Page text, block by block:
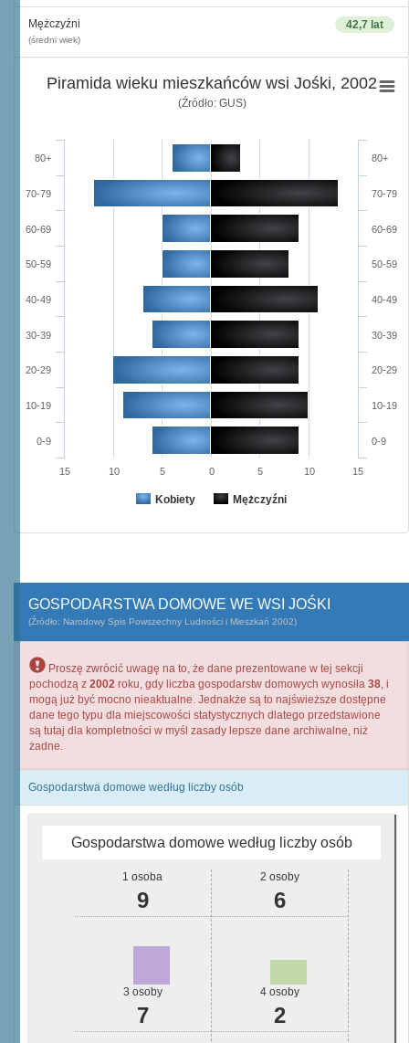
42,7 lat
Mężczyźni
(średni wiek)
Piramida wieku mieszkańców wsi Jośki, 2002
(Źródło: GUS)
Kobiety Mężczyźni
0-9
10-19
20-29
30-39
40-49
50-59
60-69
70-79
80+
0-9
10-19
20-29
30-39
40-49
50-59
60-69
70-79
80+
15 10 5 0 5 10 15
GOSPODARSTWA DOMOWE WE WSI JOŚKI
(Źródło: Narodowy Spis Powszechny Ludności i Mieszkań 2002)
Proszę zwrócić uwagę na to, że dane prezentowane w tej sekcji
pochodzą z 2002 roku, gdy liczba gospodarstw domowych wynosiła 38, i
mogą już być mocno nieaktualne. Jednakże są to najświeższe dostępne
dane tego typu dla miejscowości statystycznych dlatego przedstawione
są tutaj dla kompletności w myśl zasady lepsze dane archiwalne, niż
żadne.
Gospodarstwa domowe według liczby osób
Gospodarstwa domowe według liczby osób
1 osoba
9
2 osoby
6
3 osoby
7
4 osoby
2